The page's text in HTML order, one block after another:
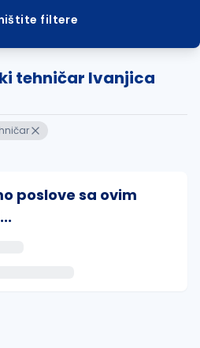
filtere
tehničar Ivanjica
poslove sa ovim